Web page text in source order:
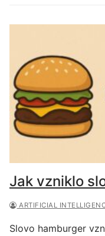
Jak vzniklo
ARTIFICIAL
Slovo hamburger